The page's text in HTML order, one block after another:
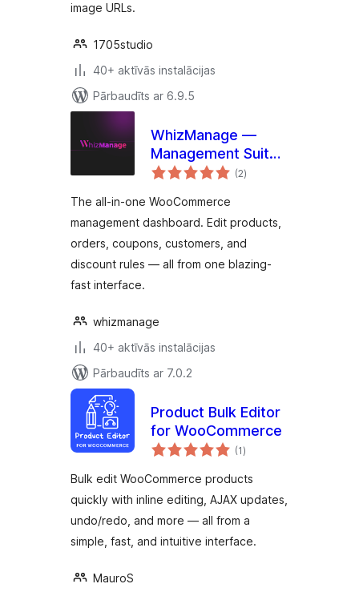
image URLs.
1705studio
40+ aktīvās instalācijas
Pārbaudīts ar 6.9.5
WhizManage —
Management Suite
for WooCommerce
(2vērtējumu
kopsumma
)
The all-in-one WooCommerce
management dashboard. Edit products,
orders, coupons, customers, and
discount rules — all from one blazing-
fast interface.
whizmanage
40+ aktīvās instalācijas
Pārbaudīts ar 7.0.2
Product Bulk Editor
for WooCommerce
(1vērtējumu
kopsumma
)
Bulk edit WooCommerce products
quickly with inline editing, AJAX updates,
undo/redo, and more — all from a
simple, fast, and intuitive interface.
MauroS